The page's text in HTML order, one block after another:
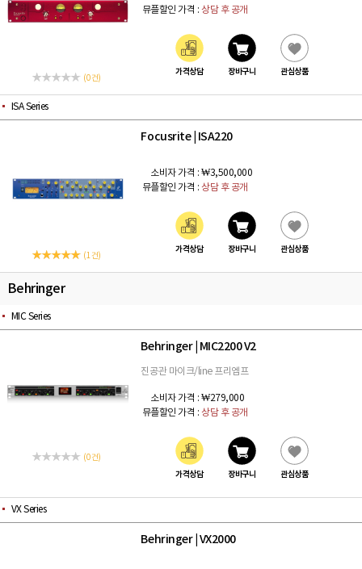
(0 건)
뮤플할인 가격 : 상담 후 공개
가격상담 장바구니 관심상품
ISA Series
(1 건)
Focusrite ISA220
소비자 가격 : ₩3,500,000
뮤플할인 가격 : 상담 후 공개
가격상담 장바구니 관심상품
Behringer
MIC Series
(0 건)
Behringer MIC2200 V2
진공관 마이크/line 프리엠프
소비자 가격 : ₩279,000
뮤플할인 가격 : 상담 후 공개
가격상담 장바구니 관심상품
VX Series
Behringer VX2000